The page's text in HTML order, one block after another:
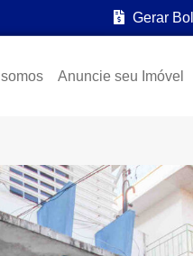
Gerar
Anuncie seu Imóvel